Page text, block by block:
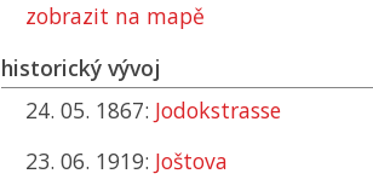
zobrazit na mapě
historický vývoj
24. 05. 1867: Jodokstrasse
23. 06. 1919: Joštova